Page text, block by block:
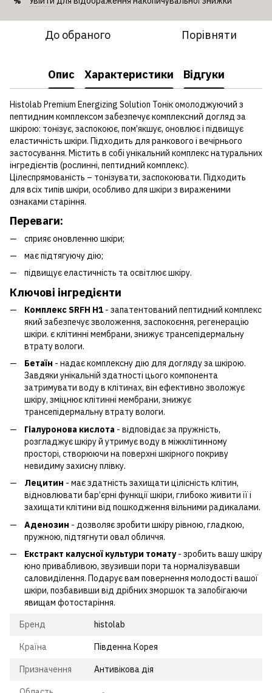
До обраного Порівняти
Опис Характеристики Відгуки
Histolab Premium Energizing Solution Тонік омолоджуючий з
пептидним комплексом забезпечує комплексний догляд за
шкірою: тонізує, заспокоює, пом’якшує, оновлює і підвищує
еластичність шкіри. Підходить для ранкового і вечірнього
застосування. Містить в собі унікальний комплекс натуральних
інгредієнтів (рослинні, пептидний комплекс).
Цілеспрямованість – тонізувати, заспокоювати. Підходить
для всіх типів шкіри, особливо для шкіри з вираженими
ознаками старіння.
Переваги:
сприяє оновленню шкіри;
має підтягуючу дію;
підвищує еластичність та освітлює шкіру.
Ключові інгредієнти
Комплекс SRFH H1 - запатентований пептидний комплекс
який забезпечує зволоження, заспокоєння, регенерацію
шкіри. є клітинні мембрани, знижує трансепідермальну
втрату вологи.
Бетаїн - надає комплексну дію для догляду за шкірою.
Завдяки унікальній здатності цього компонента
затримувати воду в клітинах, він ефективно зволожує
шкіру, зміцнює клітинні мембрани, знижує
трансепідермальну втрату вологи.
Гіалуронова кислота - відповідає за пружність,
розгладжує шкіру й утримує воду в міжклітинному
просторі, створюючи на поверхні шкірного покриву
невидиму захисну плівку.
Лецитин - має здатність захищати цілісність клітин,
відновлювати бар’єрні функції шкіри, глибоко живити її і
захищати клітини від пошкодження вільними радикалами.
Аденозин - дозволяє зробити шкіру рівною, гладкою,
пружною, підтягнути овал обличчя.
Екстракт калусної культури томату- зробить вашу шкіру
юно привабливою, звузивши пори та нормалізувавши
саловиділення. Подарує вам повернення молодості вашої
шкіри, позбавивши від дрібних зморшок та запобігаючи
явищам фотостаріння.
Бренд histolab
Країна Південна Корея
Призначення Антивікова дія